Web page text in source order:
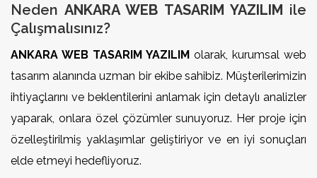
NedenANKARA WEB TASARIM YAZILIM ile
Çalışmalısınız?
ANKARA WEB TASARIM YAZILIM olarak, kurumsal web
tasarım alanında uzman bir ekibe sahibiz. Müşterilerimizin
ihtiyaçlarını ve beklentilerini anlamak için detaylı analizler
yaparak, onlara özel çözümler sunuyoruz. Her proje için
özelleştirilmiş yaklaşımlar geliştiriyor ve en iyi sonuçları
elde etmeyi hedefliyoruz.